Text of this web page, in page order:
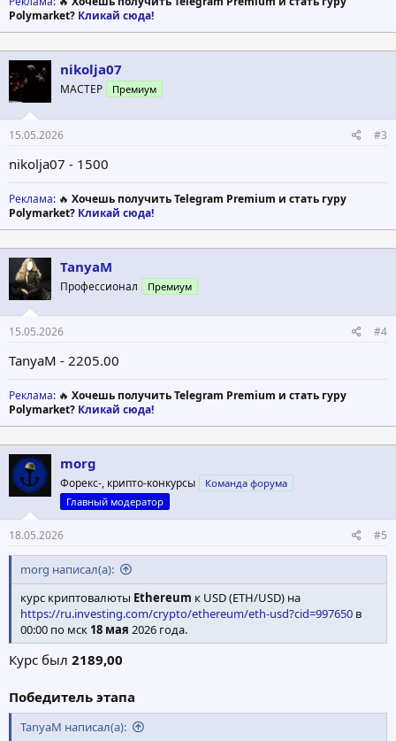
Polymarket? Кликай сюда!
nikolja07
МАСТЕР Премиум
15.05.2026 #3
nikolja07 - 1500
Реклама: 🔥 Хочешь получить Telegram Premium и стать гуру
Polymarket? Кликай сюда!
TanyaM
Профессионал Премиум
15.05.2026 #4
TanyaM - 2205.00
Реклама: 🔥 Хочешь получить Telegram Premium и стать гуру
Polymarket? Кликай сюда!
morg
Форекс-, крипто-конкурсы
Команда форума
Главный модератор
18.05.2026 #5
morg написал(а):
курс криптовалюты Ethereum к USD (ETH/USD) на
https://ru.investing.com/crypto/ethereum/eth-usd?cid=997650 в
00:00 по мск 18 мая 2026 года.
Курс был 2189,00
Победитель этапа
TanyaM написал(а):